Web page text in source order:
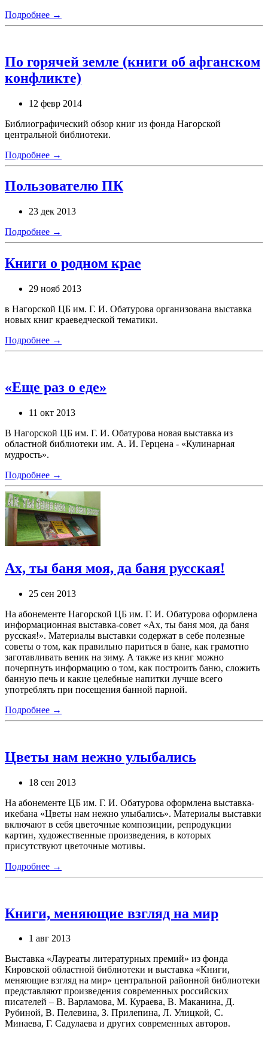
Подробнее →
По горячей земле (книги об афганском
конфликте)
12 февр 2014
Библиографический обзор книг из фонда Нагорской
центральной библиотеки.
Подробнее →
Пользователю ПК
23 дек 2013
Подробнее →
Книги о родном крае
29 нояб 2013
в Нагорской ЦБ им. Г. И. Обатурова организована выставка
новых книг краеведческой тематики.
Подробнее →
«Еще раз о еде»
11 окт 2013
В Нагорской ЦБ им. Г. И. Обатурова новая выставка из
областной библиотеки им. А. И. Герцена - «Кулинарная
мудрость».
Подробнее →
Ах, ты баня моя, да баня русская!
25 сен 2013
На абонементе Нагорской ЦБ им. Г. И. Обатурова оформлена
информационная выставка-совет «Ах, ты баня моя, да баня
русская!». Материалы выставки содержат в себе полезные
советы о том, как правильно париться в бане, как грамотно
заготавливать веник на зиму. А также из книг можно
почерпнуть информацию о том, как построить баню, сложить
банную печь и какие целебные напитки лучше всего
употреблять при посещения банной парной.
Подробнее →
Цветы нам нежно улыбались
18 сен 2013
На абонементе ЦБ им. Г. И. Обатурова оформлена выставка-
икебана «Цветы нам нежно улыбались». Материалы выставки
включают в себя цветочные композиции, репродукции
картин, художественные произведения, в которых
присутствуют цветочные мотивы.
Подробнее →
Книги, меняющие взгляд на мир
1 авг 2013
Выставка «Лауреаты литературных премий» из фонда
Кировской областной библиотеки и выставка «Книги,
меняющие взгляд на мир» центральной районной библиотеки
представляют произведения современных российских
писателей – В. Варламова, М. Кураева, В. Маканина, Д.
Рубиной, В. Пелевина, З. Прилепина, Л. Улицкой, С.
Минаева, Г. Садулаева и других современных авторов.